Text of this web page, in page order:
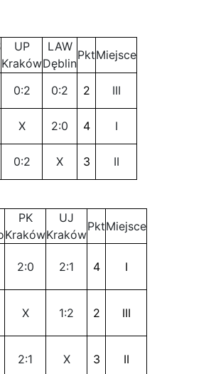
UP
Kraków
LAW
Dęblin
PktMiejsce
0:2 0:2 2
III
X 2:0 4
I
0:2 X 3 II
PK
Kraków
UJ
Kraków
PktMiejsce
2:0 2:1 4 I
X 1:2 2 III
2:1 X 3 II